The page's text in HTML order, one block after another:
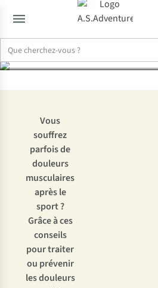
Vous
souffrez
parfois de
douleurs
musculaires
après le
sport ?
Grâce à ces
conseils
pour traiter
ou prévenir
les douleurs